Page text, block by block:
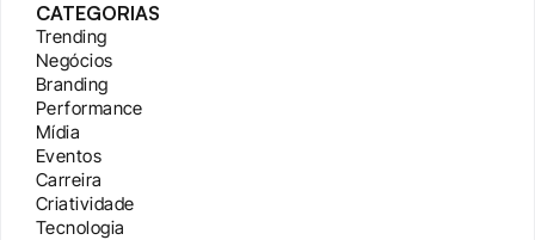
CATEGORIAS
Trending
Negócios
Branding
Performance
Mídia
Eventos
Carreira
Criatividade
Tecnologia